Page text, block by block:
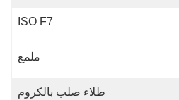
ISO F7
ملمع
طلاء صلب بالكروم